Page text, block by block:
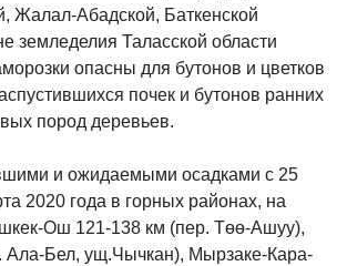
Жалал-Абадской, Баткенской
земледелия Таласской области
опасны для бутонов и цветков
почек и бутонов ранних
пород деревьев.
и ожидаемыми осадками с 25
2020 года в горных районах, на
Ош 121-138 км (пер. Төө-Ашуу),
Ала-Бел, ущ.Чычкан), Мырзаке-Кара-